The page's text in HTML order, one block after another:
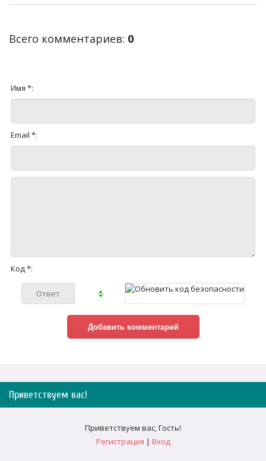
Всего комментариев: 0
Имя *:
Email *:
Код *:
Приветствуем вас!
Приветствуем вас,Гость!
Регистрация | Вход